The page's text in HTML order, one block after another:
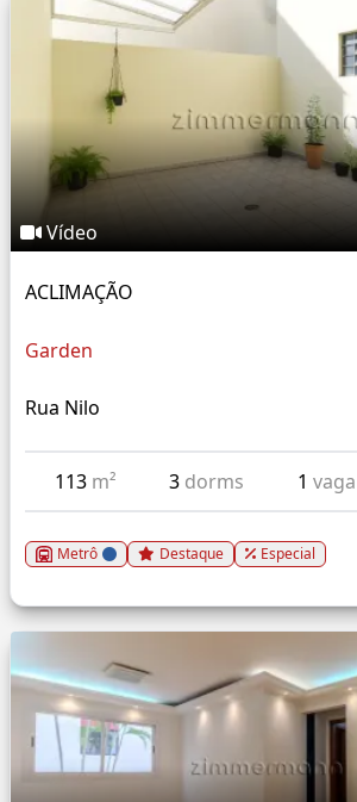
Vídeo
ACLIMAÇÃO
Garden
Rua Nilo
113 m² 3 dorms 1vaga
Metrô Destaque Especial